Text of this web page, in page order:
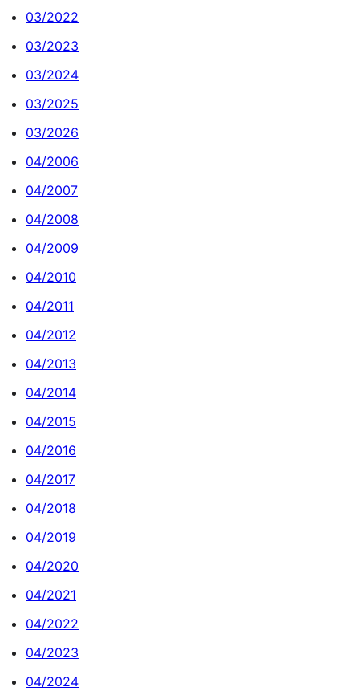
03/2022
03/2023
03/2024
03/2025
03/2026
04/2006
04/2007
04/2008
04/2009
04/2010
04/2011
04/2012
04/2013
04/2014
04/2015
04/2016
04/2017
04/2018
04/2019
04/2020
04/2021
04/2022
04/2023
04/2024